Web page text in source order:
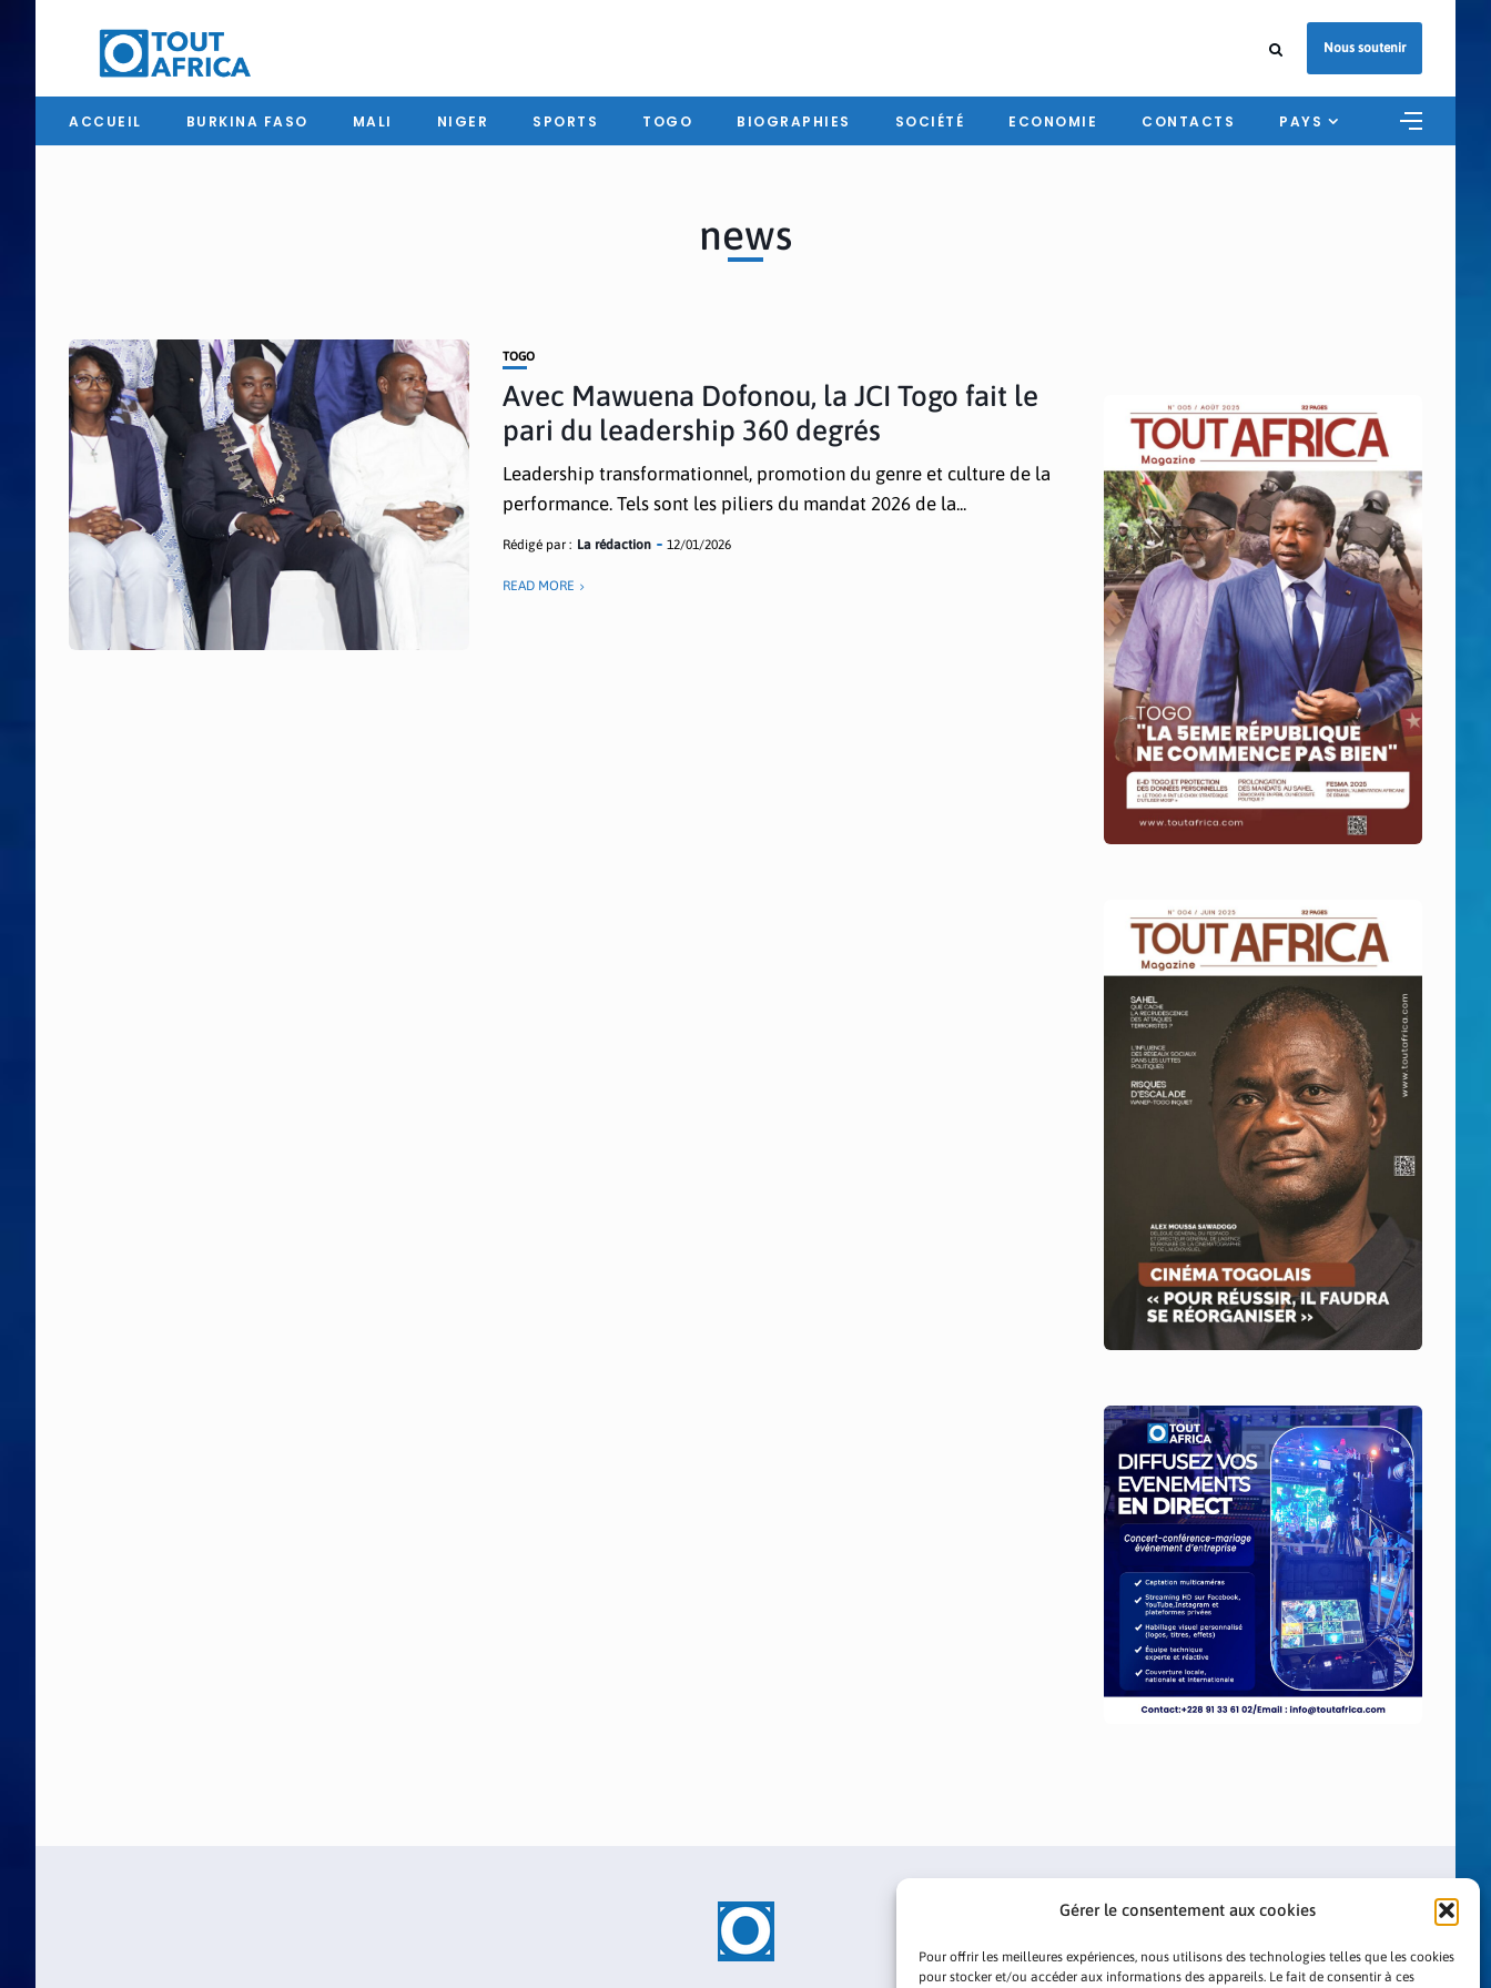
Gérer le consentement aux cookies
Pour offrir les meilleures expériences, nous utilisons des technologies telles que les cookies
pour stocker et/ou accéder aux informations des appareils. Le fait de consentir à ces
Nous soutenir
ACCUEIL BURKINA FASO MALI NIGER SPORTS TOGO BIOGRAPHIES SOCIÉTÉ ECONOMIE CONTACTS PAYS
news
TOGO
Avec Mawuena Dofonou, la JCI Togo fait le
pari du leadership 360 degrés
Leadership transformationnel, promotion du genre et culture de la
performance. Tels sont les piliers du mandat 2026 de la...
Rédigé par : La rédaction 12/01/2026
READ MORE